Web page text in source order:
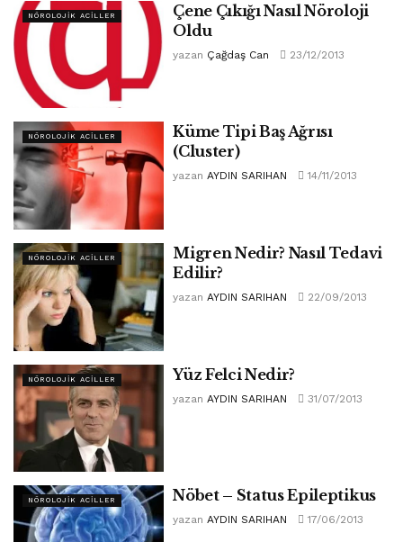
NÖROLOJIK ACILLER
Çene Çıkığı Nasıl Nöroloji
Oldu
yazan Çağdaş Can 23/12/2013
NÖROLOJIK ACILLER
Küme Tipi Baş Ağrısı
(Cluster)
yazan AYDIN SARIHAN 14/11/2013
NÖROLOJIK ACILLER
Migren Nedir? Nasıl Tedavi
Edilir?
yazan AYDIN SARIHAN 22/09/2013
NÖROLOJIK ACILLER Yüz Felci Nedir?
yazan AYDIN SARIHAN 31/07/2013
NÖROLOJIK ACILLER Nöbet – Status Epileptikus
yazan AYDIN SARIHAN 17/06/2013